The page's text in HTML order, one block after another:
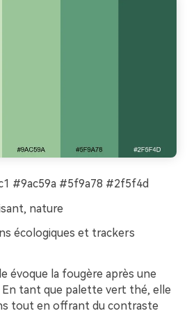
#9ac59a #5f9a78 #2f5f4d
nature
écologiques et trackers
évoque la fougère après une
tant que palette vert thé, elle
tout en offrant du contraste